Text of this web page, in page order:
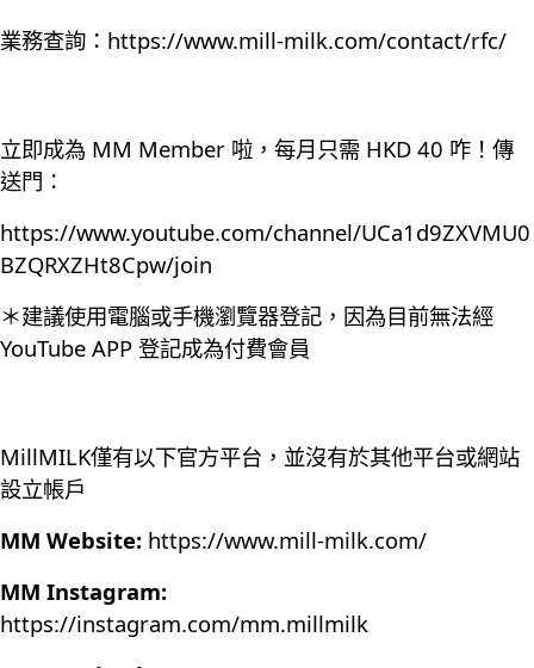
業務查詢： https://www.mill-milk.com/contact/rfc/
立即成為 MM Member 啦，每月只需 HKD 40 咋！傳
送門：
https://www.youtube.com/channel/UCa1d9ZXVMU0
BZQRXZHt8Cpw/join
＊建議使用電腦或手機瀏覽器登記，因為目前無法經
YouTube APP 登記成為付費會員
MillMILK僅有以下官方平台，並沒有於其他平台或網站
設立帳戶
MM Website: https://www.mill-milk.com/
MM Instagram:
https://instagram.com/mm.millmilk